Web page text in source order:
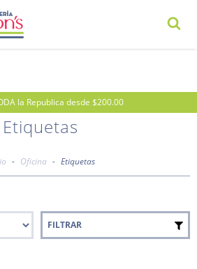
0
la Republica desde $200.00
Etiquetas
- Oficina - Etiquetas
FILTRAR